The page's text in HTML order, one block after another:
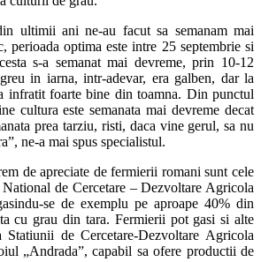
ultimii ani ne-au facut sa semanam mai
perioada optima este intre 25 septembrie si
s-a semanat mai devreme, prin 10-12
in iarna, intr-adevar, era galben, dar la
infratit foarte bine din toamna. Din punctul
cultura este semanata mai devreme decat
prea tarziu, risti, daca vine gerul, sa nu
ne-a mai spus specialistul.
de apreciate de fermierii romani sunt cele
de Cercetare – Dezvoltare Agricola
se de exemplu pe aproape 40% din
cu grau din tara. Fermierii pot gasi si alte
Statiunii de Cercetare-Dezvoltare Agricola
„Andrada”, capabil sa ofere productii de